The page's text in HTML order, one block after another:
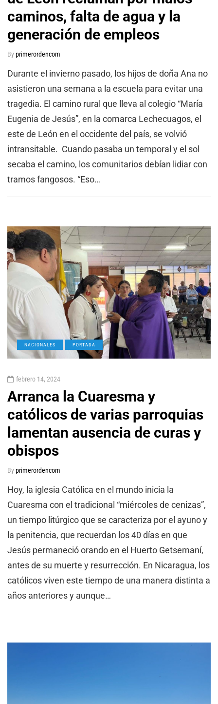
caminos, falta de agua y la
generación de empleos
Byprimerordencom
Durante el invierno pasado, los hijos de doña Ana no
asistieron una semana a la escuela para evitar una
tragedia. El camino rural que lleva al colegio “María
Eugenia de Jesús”, en la comarca Lechecuagos, el
este de León en el occidente del país, se volvió
intransitable. Cuando pasaba un temporal y el sol
secaba el camino, los comunitarios debían lidiar con
tramos fangosos. “Eso…
NACIONALES PORTADA
febrero 14, 2024
Arranca la Cuaresma y
católicos de varias parroquias
lamentan ausencia de curas y
obispos
Byprimerordencom
Hoy, la iglesia Católica en el mundo inicia la
Cuaresma con el tradicional “miércoles de cenizas”,
un tiempo litúrgico que se caracteriza por el ayuno y
la penitencia, que recuerdan los 40 días en que
Jesús permaneció orando en el Huerto Getsemaní,
antes de su muerte y resurrección. En Nicaragua, los
católicos viven este tiempo de una manera distinta a
años anteriores y aunque…